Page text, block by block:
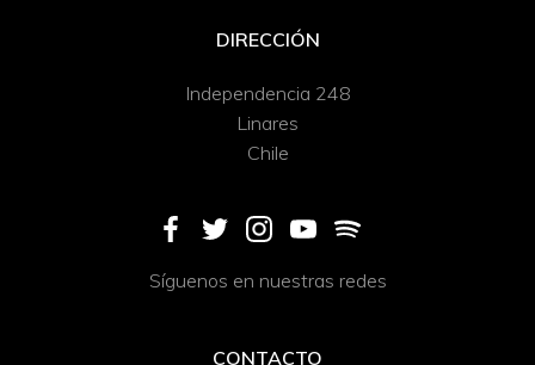
DIRECCIÓN
Independencia 248
Linares
Chile
Síguenos en nuestras redes
CONTACTO